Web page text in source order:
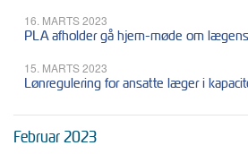
16. MARTS 2023
PLA afholder gå hjem-møde om
15. MARTS 2023
Lønregulering for ansatte læger i
Februar 2023